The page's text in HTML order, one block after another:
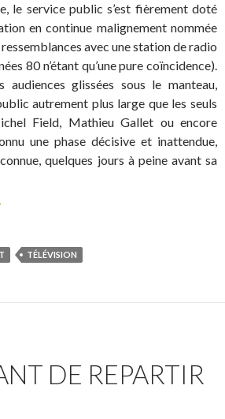
le service public s’est fièrement doté
en continue malignement nommée
avec une station de radio
80 n’étant qu’une pure coïncidence).
audiences glissées sous le manteau,
autrement plus large que les seuls
Field, Mathieu Gallet ou encore
une phase décisive et inattendue,
quelques jours à peine avant sa
TÉLÉVISION
DE REPARTIR